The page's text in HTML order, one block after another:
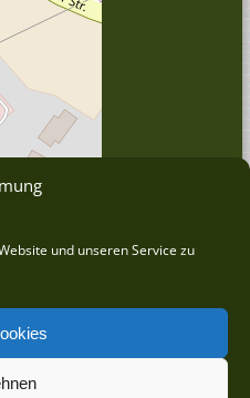
und unseren Service zu
GmbH betreut durch die